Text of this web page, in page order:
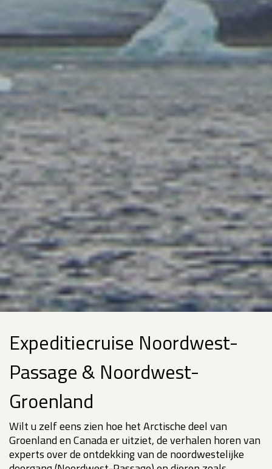
Expeditiecruise Noordwest-
Passage & Noordwest-
Groenland
Wilt u zelf eens zien hoe het Arctische deel van
Groenland en Canada er uitziet, de verhalen horen van
experts over de ontdekking van de noordwestelijke